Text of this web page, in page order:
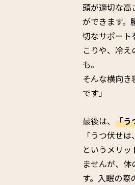
頭が適切な高
ができます。
切なサポート
こりや、冷
も。
そんな横向き
です」
最後は、 「う
「うつ伏せ
というメリ
ませんが、
す。入眠の際